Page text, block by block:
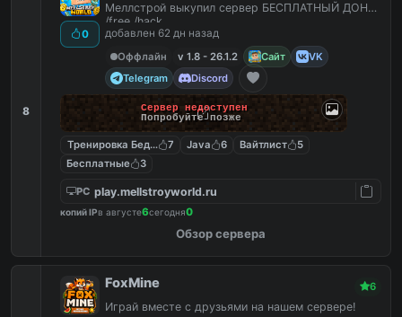
8
0
Меллстрой выкупил сервер БЕСПЛАТНЫЙ ДОНАТ
/free /hack
добавлен 62 дн назад
Оффлайн
v 1.8 - 26.1.2 Сайт
VK
Telegram
Discord
Сервер недоступен
Попробуйте позже
Тренировка Бед Варс
7 Java 6 Вайтлист
5
Бесплатные
3
PC play.mellstroyworld.ru
копий IPв августе6сегодня0
Обзор сервера
FoxMine 6
Играй вместе с друзьями на нашем сервере!